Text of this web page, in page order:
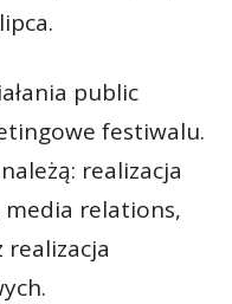
public
festiwalu.
realizacja
media relations,